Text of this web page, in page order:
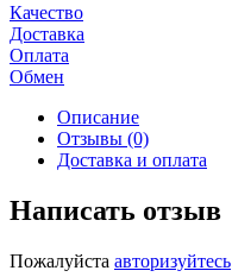
Качество
Доставка
Оплата
Обмен
Описание
Отзывы (0)
Доставка и оплата
Написать отзыв
Пожалуйста авторизуйтесь